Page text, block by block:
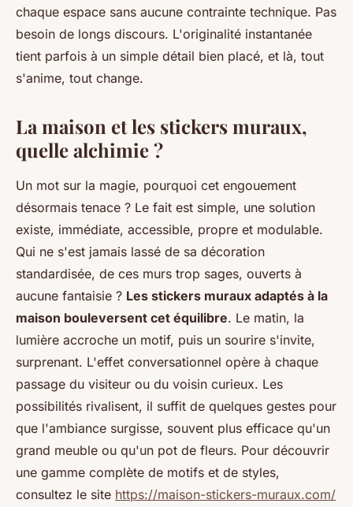
chaque espace sans aucune contrainte technique. Pas
besoin de longs discours. L'originalité instantanée
tient parfois à un simple détail bien placé, et là, tout
s'anime, tout change.
La maison et les stickers muraux,
quelle alchimie ?
Un mot sur la magie, pourquoi cet engouement
désormais tenace ? Le fait est simple, une solution
existe, immédiate, accessible, propre et modulable.
Qui ne s'est jamais lassé de sa décoration
standardisée, de ces murs trop sages, ouverts à
aucune fantaisie ? Les stickers muraux adaptés à la
maison bouleversent cet équilibre. Le matin, la
lumière accroche un motif, puis un sourire s'invite,
surprenant. L'effet conversationnel opère à chaque
passage du visiteur ou du voisin curieux. Les
possibilités rivalisent, il suffit de quelques gestes pour
que l'ambiance surgisse, souvent plus efficace qu'un
grand meuble ou qu'un pot de fleurs. Pour découvrir
une gamme complète de motifs et de styles,
consultez le site https://maison-stickers-muraux.com/